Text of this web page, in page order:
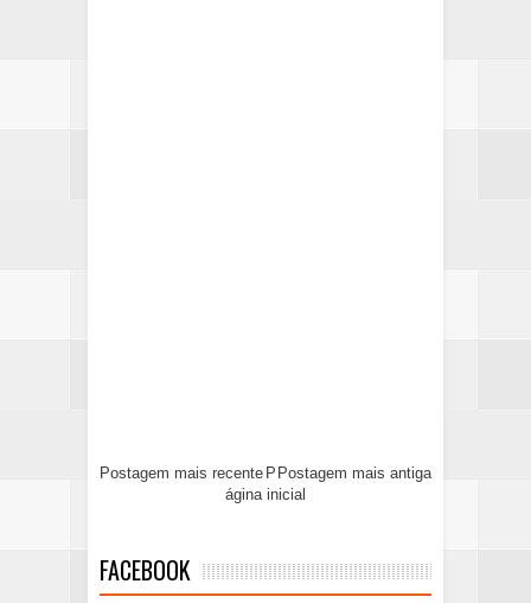
Postagem mais recente Postagem mais antiga
P
ágina inicial
FACEBOOK